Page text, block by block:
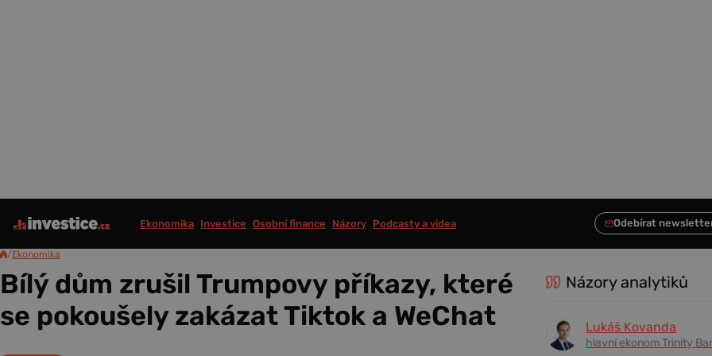
Ekonomika Investice Osobní finance Názory Podcasty a videa
/Ekonomika
Bílý dům zrušil Trumpovy příkazy, které
se pokoušely zakázat Tiktok a WeChat
Názory analytiků
Lukáš Kovanda
hlavní ekonom Trinity